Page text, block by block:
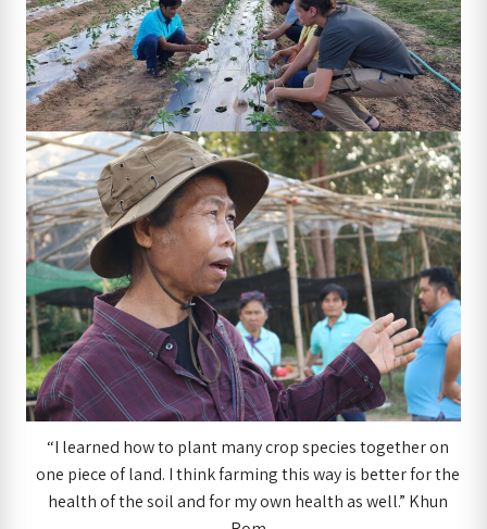
“I learned how to plant many crop species together on
one piece of land. I think farming this way is better for the
health of the soil and for my own health as well.” Khun